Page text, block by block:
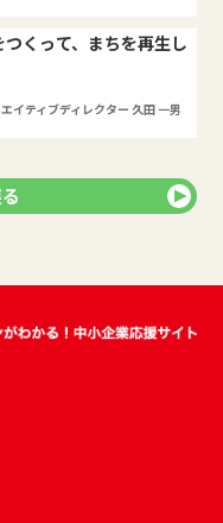
つくって、まちを再生し
イティブディレクター 久田 一男